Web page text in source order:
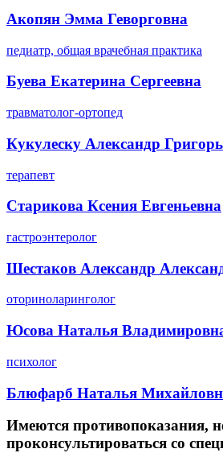
Акопян Эмма Геворговна
педиатр, общая врачебная практика
Буева Екатерина Сергеевна
травматолог-ортопед
Кукулеску Александр
терапевт
Старикова Ксения Евгеньевна
гастроэнтеролог
Шестаков Александр
оториноларинголог
Юсова Наталья
психолог
Блюфарб Наталья
Имеются противопоказания,
проконсультироваться со